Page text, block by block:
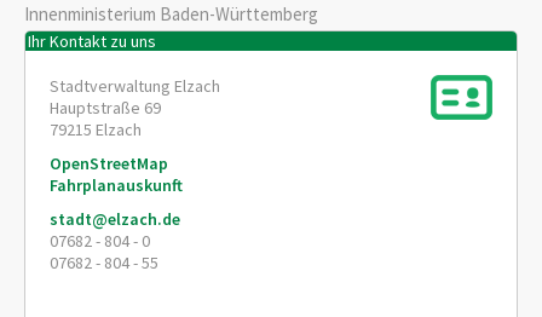
Innenministerium Baden-Württemberg
Ihr Kontakt zu uns
Stadtverwaltung Elzach
Hauptstraße 69
79215 Elzach
OpenStreetMap
Fahrplanauskunft
stadt@elzach.de
07682 - 804 - 0
07682 - 804 - 55